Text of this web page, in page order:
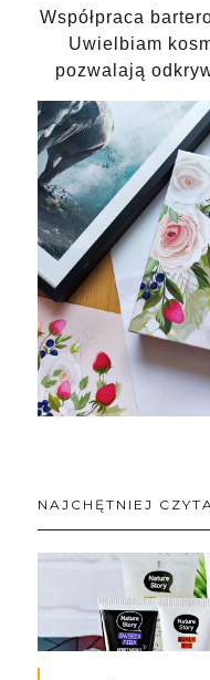
Współpraca
Uwielbiam
pozwalają
NAJCHĘTNIEJ